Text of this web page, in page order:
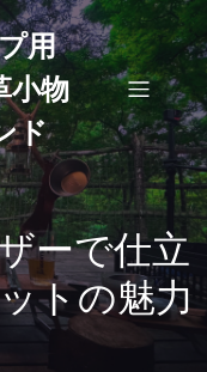
用
小物
ド
ーで仕立
トの魅力